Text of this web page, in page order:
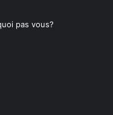
pas vous?